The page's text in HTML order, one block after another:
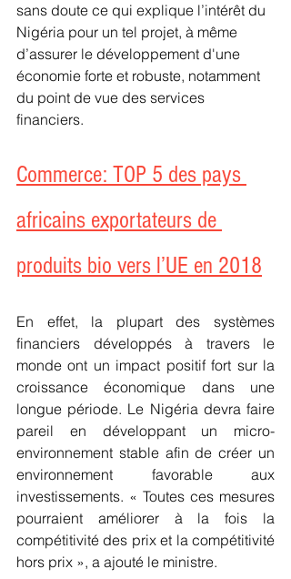
sans doute ce qui explique l’intérêt du
Nigéria pour un tel projet, à même
d’assurer le développement d'une
économie forte et robuste, notamment
du point de vue des services
financiers.
Commerce: TOP 5 des pays
africains exportateurs de
produits bio vers l’UE en 2018
En effet, la plupart des systèmes
financiers développés à travers le
monde ont un impact positif fort sur la
croissance économique dans une
longue période. Le Nigéria devra faire
pareil en développant un micro-
environnement stable afin de créer un
environnement favorable aux
investissements. « Toutes ces mesures
pourraient améliorer à la fois la
compétitivité des prix et la compétitivité
hors prix », a ajouté le ministre.